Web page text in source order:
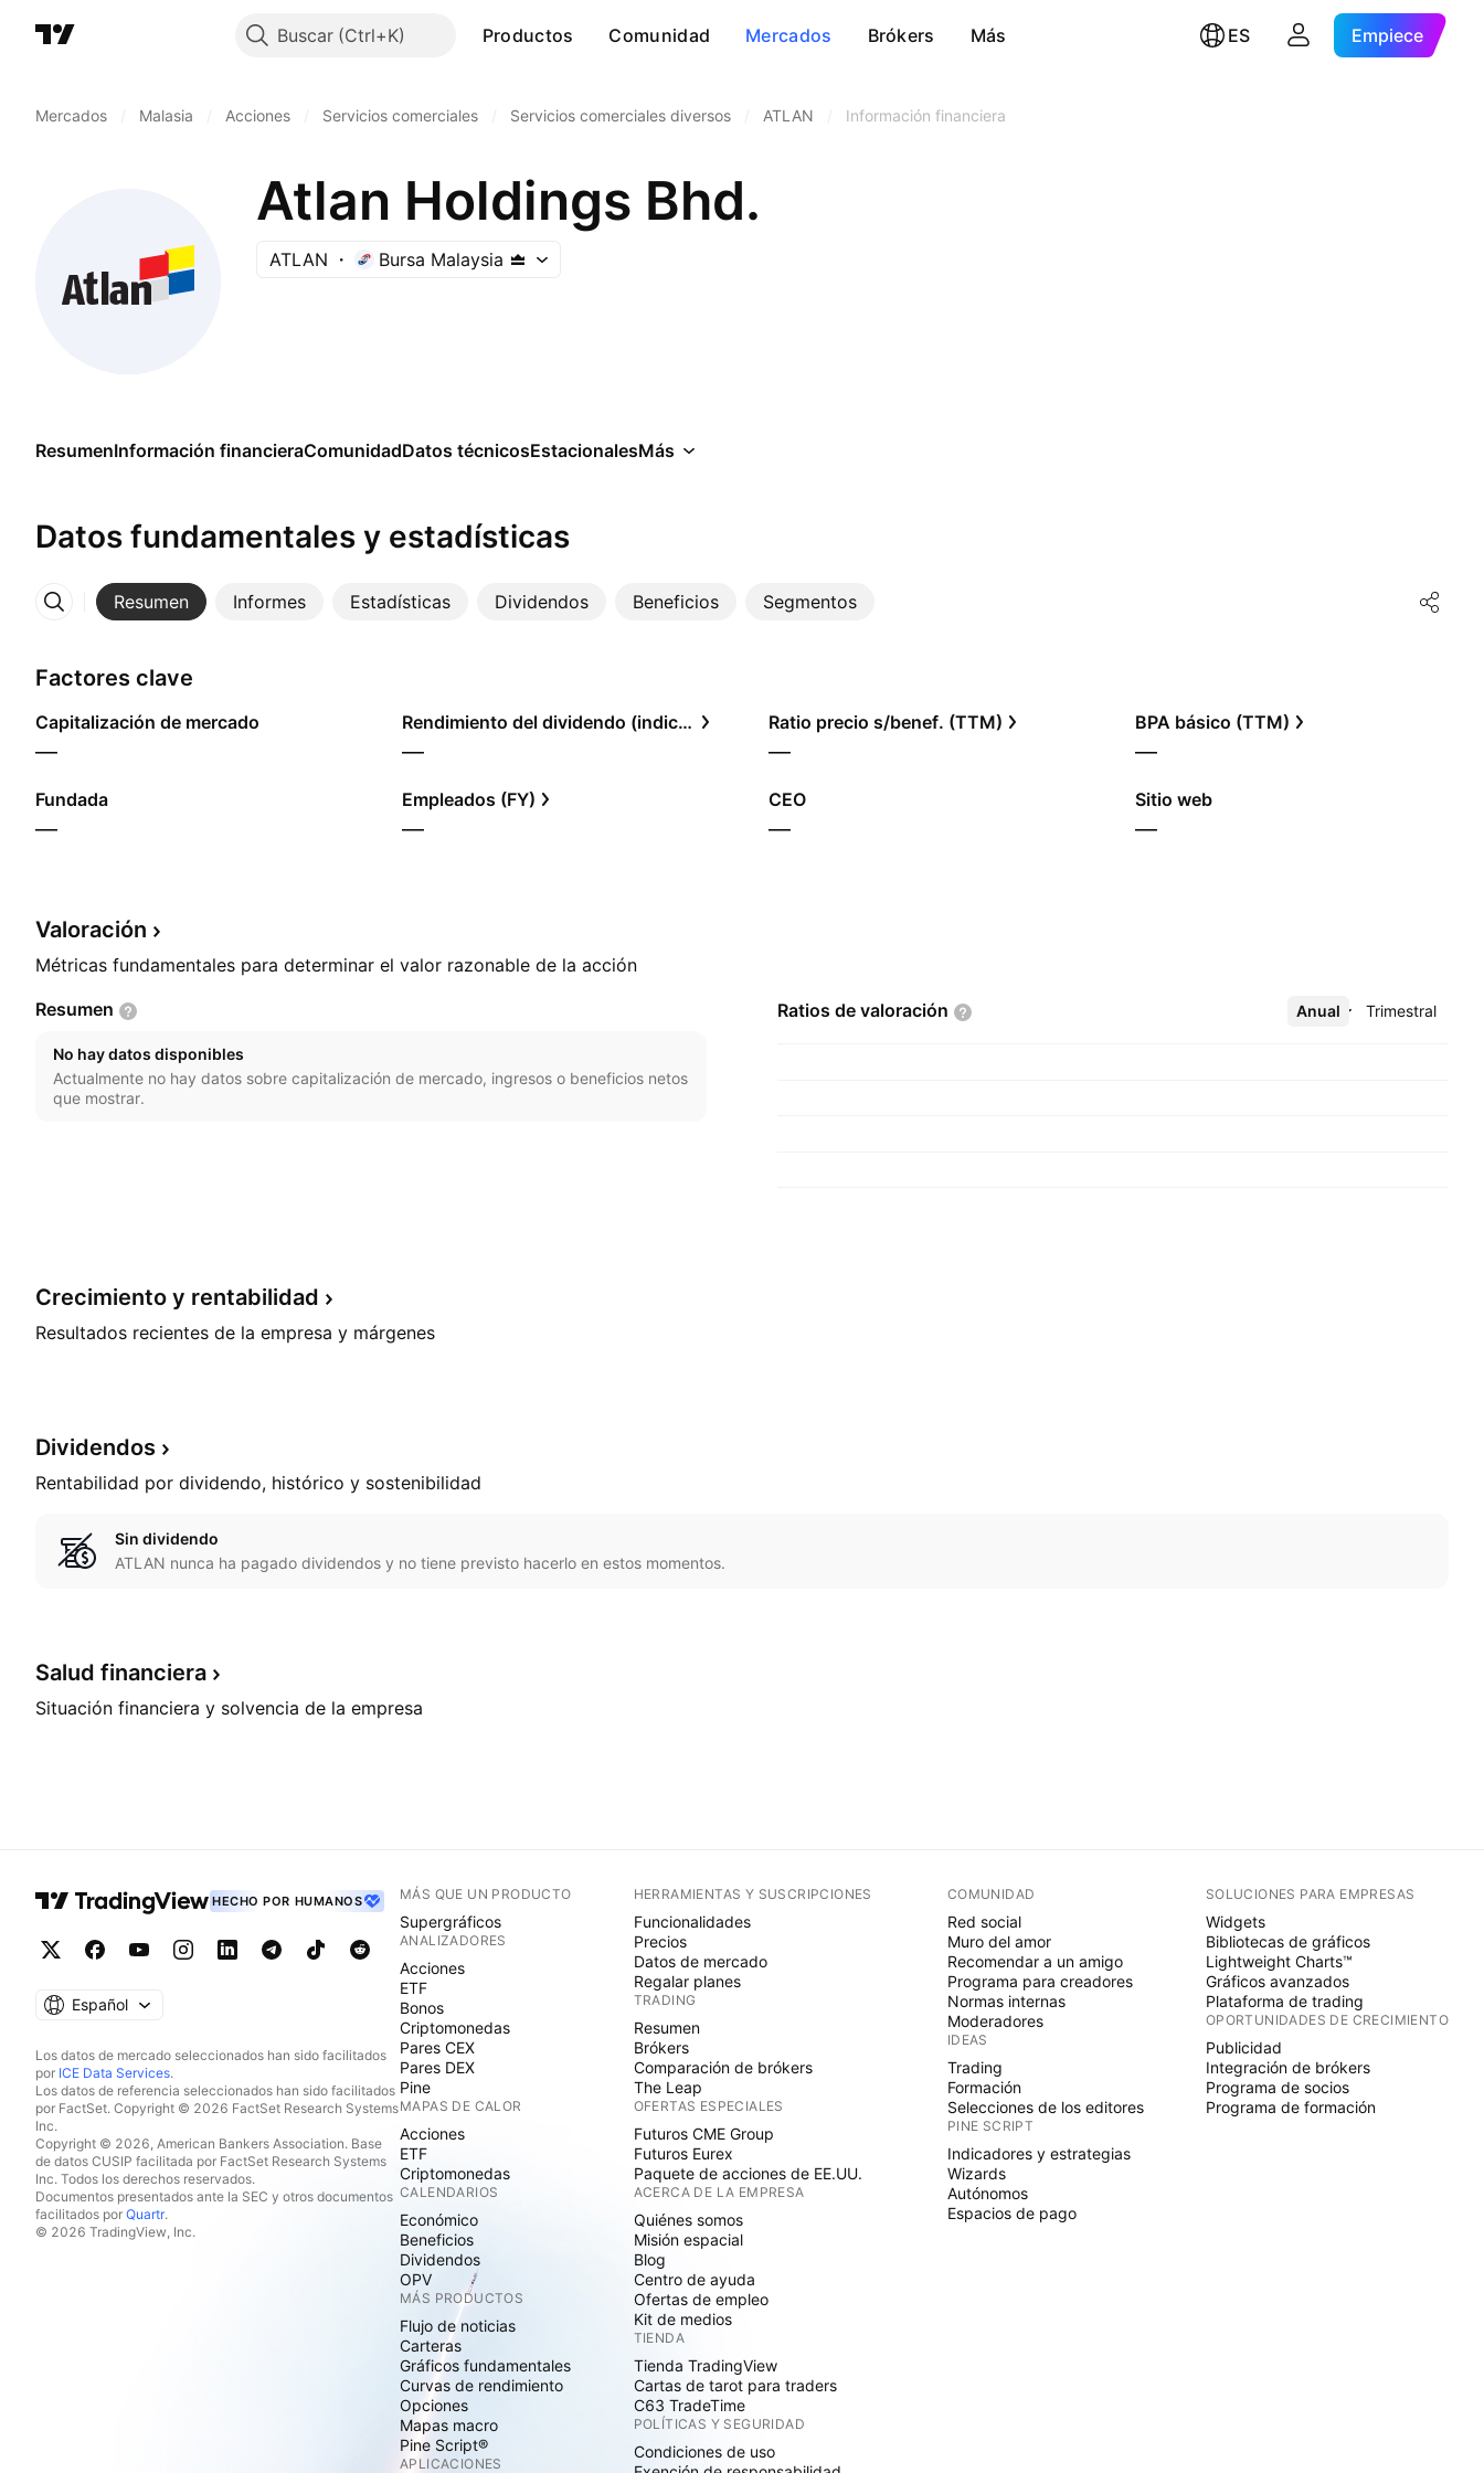
Buscar Productos Comunidad Mercados Brókers Más ES Empiece
Mercados Malasia Acciones Servicios comerciales Servicios comerciales diversos ATLAN Información financiera
Atlan Holdings Bhd.
ATLAN Bursa Malaysia
ResumenInformación financieraComunidadDatos técnicosEstacionalesMás
Datos fundamentales y estadísticas
Resumen Informes Estadísticas Dividendos Beneficios Segmentos
Más
Factores clave
Capitalización de mercado
—
Rendimiento del dividendo (indicado)
—
Ratio precio s/benef. (TTM)
—
BPA básico (TTM)
—
Fundada
—
Empleados (FY)
—
CEO
—
Sitio web
—
Valoración
Métricas fundamentales para determinar el valor razonable de la acción
Resumen
No hay datos disponibles
Actualmente no hay datos sobre capitalización de mercado, ingresos o beneficios netos
que mostrar.
Ratios de valoración Anual Trimestral
Más
Crecimiento y rentabilidad
Resultados recientes de la empresa y márgenes
Dividendos
Rentabilidad por dividendo, histórico y sostenibilidad
Sin dividendo
ATLAN nunca ha pagado dividendos y no tiene previsto hacerlo en estos momentos.
Salud financiera
Situación financiera y solvencia de la empresa
HECHO POR HUMANOS
Español
Los datos de mercado seleccionados han sido facilitados
por ICE Data Services.
Los datos de referencia seleccionados han sido facilitados
por FactSet. Copyright © 2026 FactSet Research Systems
Inc.
Copyright © 2026, American Bankers Association. Base
de datos CUSIP facilitada por FactSet Research Systems
Inc. Todos los derechos reservados.
Documentos presentados ante la SEC y otros documentos
facilitados por Quartr.
© 2026 TradingView, Inc.
MÁS QUE UN PRODUCTO
Supergráficos
ANALIZADORES
Acciones
ETF
Bonos
Criptomonedas
Pares CEX
Pares DEX
Pine
MAPAS DE CALOR
Acciones
ETF
Criptomonedas
CALENDARIOS
Económico
Beneficios
Dividendos
OPV
MÁS PRODUCTOS
Flujo de noticias
Carteras
Gráficos fundamentales
Curvas de rendimiento
Opciones
Mapas macro
Pine Script®
APLICACIONES
HERRAMIENTAS Y SUSCRIPCIONES
Funcionalidades
Precios
Datos de mercado
Regalar planes
TRADING
Resumen
Brókers
Comparación de brókers
The Leap
OFERTAS ESPECIALES
Futuros CME Group
Futuros Eurex
Paquete de acciones de EE.UU.
ACERCA DE LA EMPRESA
Quiénes somos
Misión espacial
Blog
Centro de ayuda
Ofertas de empleo
Kit de medios
TIENDA
Tienda TradingView
Cartas de tarot para traders
C63 TradeTime
POLÍTICAS Y SEGURIDAD
Condiciones de uso
COMUNIDAD
Red social
Muro del amor
Recomendar a un amigo
Programa para creadores
Normas internas
Moderadores
IDEAS
Trading
Formación
Selecciones de los editores
PINE SCRIPT
Indicadores y estrategias
Wizards
Autónomos
Espacios de pago
SOLUCIONES PARA EMPRESAS
Widgets
Bibliotecas de gráficos
Lightweight Charts™
Gráficos avanzados
Plataforma de trading
OPORTUNIDADES DE CRECIMIENTO
Publicidad
Integración de brókers
Programa de socios
Programa de formación